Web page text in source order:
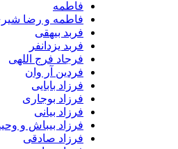
فاطمه و رضا شیری
فربد بیهقی
فربد یزدانفر
فرجاد فرج اللهی
فردین آر وان
فرزاد بابایی
فرزاد بوجاری
فرزاد بیانی
فرزاد بیباش و وحید تتورا
فرزاد صادقی